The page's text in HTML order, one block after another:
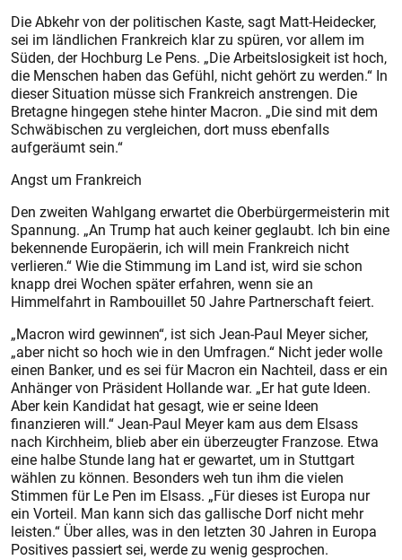
Die Abkehr von der politischen Kaste, sagt Matt-Heidecker,
sei im ländlichen Frankreich klar zu spüren, vor allem im
Süden, der Hochburg Le Pens. „Die Arbeitslosigkeit ist hoch,
die Menschen haben das Gefühl, nicht gehört zu werden.“ In
dieser Situation müsse sich Frankreich anstrengen. Die
Bretagne hingegen stehe hinter Macron. „Die sind mit dem
Schwäbischen zu vergleichen, dort muss ebenfalls
aufgeräumt sein.“
Angst um Frankreich
Den zweiten Wahlgang erwartet die Oberbürgermeisterin mit
Spannung. „An Trump hat auch keiner geglaubt. Ich bin eine
bekennende Europäerin, ich will mein Frankreich nicht
verlieren.“ Wie die Stimmung im Land ist, wird sie schon
knapp drei Wochen später erfahren, wenn sie an
Himmelfahrt in Rambouillet 50 Jahre Partnerschaft feiert.
„Macron wird gewinnen“, ist sich Jean-Paul Meyer sicher,
„aber nicht so hoch wie in den Umfragen.“ Nicht jeder wolle
einen Banker, und es sei für Macron ein Nachteil, dass er ein
Anhänger von Präsident Hollande war. „Er hat gute Ideen.
Aber kein Kandidat hat gesagt, wie er seine Ideen
finanzieren will.“ Jean-Paul Meyer kam aus dem Elsass
nach Kirchheim, blieb aber ein überzeugter Franzose. Etwa
eine halbe Stunde lang hat er gewartet, um in Stuttgart
wählen zu können. Besonders weh tun ihm die vielen
Stimmen für Le Pen im Elsass. „Für dieses ist Europa nur
ein Vorteil. Man kann sich das gallische Dorf nicht mehr
leisten.“ Über alles, was in den letzten 30 Jahren in Europa
Positives passiert sei, werde zu wenig gesprochen.